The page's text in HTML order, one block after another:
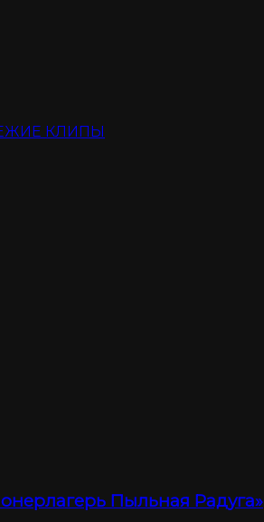
КЛИПЫ
Пыльная Радуга»